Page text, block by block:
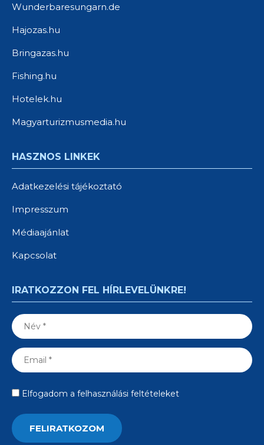
Wunderbaresungarn.de
Hajozas.hu
Bringazas.hu
Fishing.hu
Hotelek.hu
Magyarturizmusmedia.hu
HASZNOS LINKEK
Adatkezelési tájékoztató
Impresszum
Médiaajánlat
Kapcsolat
IRATKOZZON FEL HÍRLEVELÜNKRE!
Elfogadom a felhasználási feltételeket